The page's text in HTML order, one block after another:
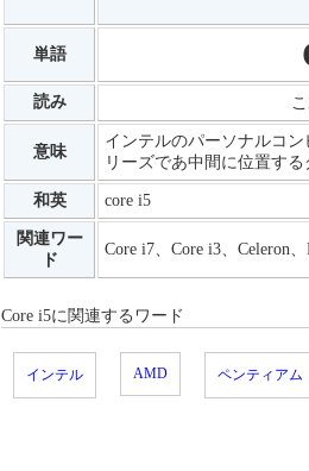
単語
読み
意味
インテルのパーソナルコ
リーズであ中間に位置す
和英 core i5
関連ワー
ド
Core i7、Core i3、Celeron
Core i5に関連するワード
インテル AMD ペンティアム